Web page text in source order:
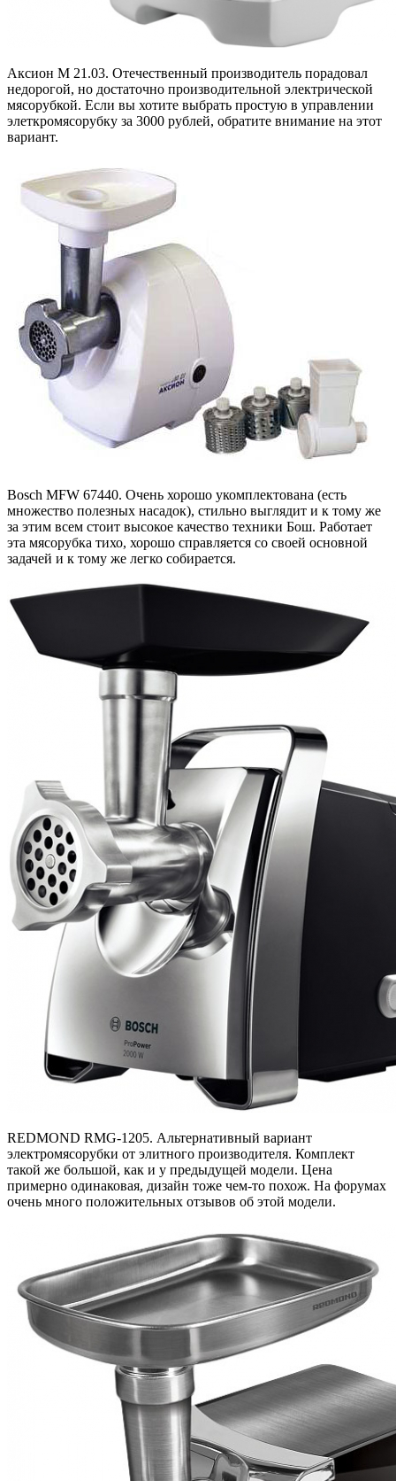
Аксион M 21.03. Отечественный производитель порадовал
недорогой, но достаточно производительной электрической
мясорубкой. Если вы хотите выбрать простую в управлении
элеткромясорубку за 3000 рублей, обратите внимание на этот
вариант.
Bosch MFW 67440. Очень хорошо укомплектована (есть
множество полезных насадок), стильно выглядит и к тому же
за этим всем стоит высокое качество техники Бош. Работает
эта мясорубка тихо, хорошо справляется со своей основной
задачей и к тому же легко собирается.
REDMOND RMG-1205. Альтернативный вариант
электромясорубки от элитного производителя. Комплект
такой же большой, как и у предыдущей модели. Цена
примерно одинаковая, дизайн тоже чем-то похож. На форумах
очень много положительных отзывов об этой модели.